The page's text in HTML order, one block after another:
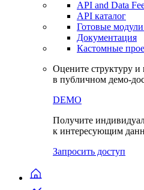
API and Data
API каталог
Готовые
Документация
Кастомные
Оцените структуру и
в публичном демо-
DEMO
Получите
к интересующим
Запросить доступ